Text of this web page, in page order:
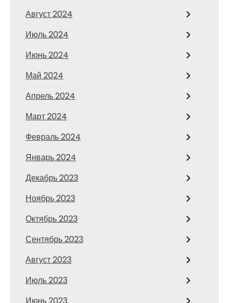
Август 2024
Июль 2024
Июнь 2024
Май 2024
Апрель 2024
Март 2024
Февраль 2024
Январь 2024
Декабрь 2023
Ноябрь 2023
Октябрь 2023
Сентябрь 2023
Август 2023
Июль 2023